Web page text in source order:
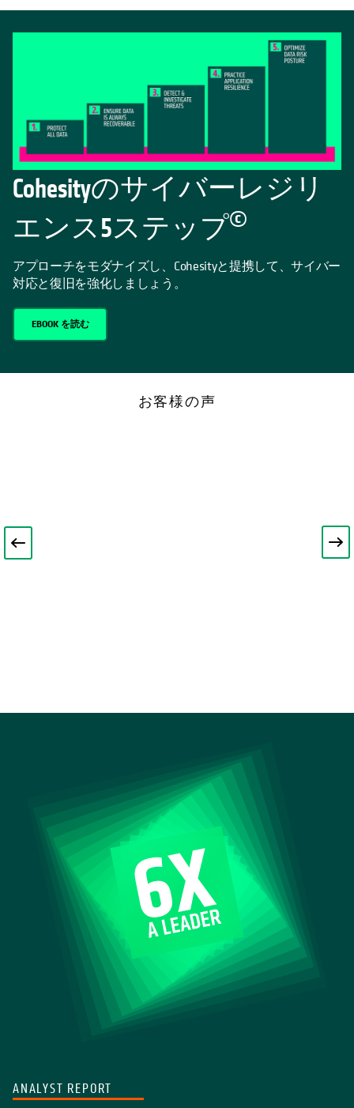
Cohesityのサイバーレジリ
エンス5ステップ©
アプローチをモダナイズし、Cohesityと提携して、サイバー
対応と復旧を強化しましょう。
EBOOK を読む
お客様の声
ANALYST REPORT